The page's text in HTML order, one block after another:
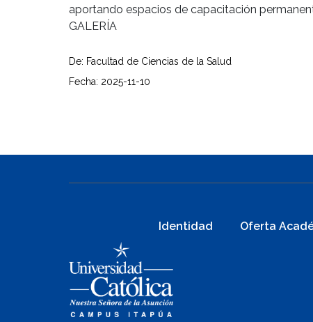
aportando espacios de capacitación
GALERÍA
De: Facultad de Ciencias de la Salud
Fecha: 2025-11-10
Identidad Oferta